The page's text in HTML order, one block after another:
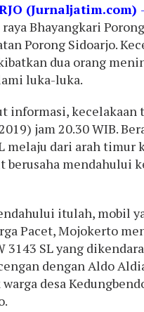
(Jurnaljatim.com)
Bhayangkari
Porong Sidoarjo.
dua orang
luka-luka.
informasi, kecelakaan
jam 20.30 WIB.
melaju dari arah timur
berusaha mendahului
itulah, mobil
Pacet, Mojokerto
3143 SL yang
dengan Aldo
desa